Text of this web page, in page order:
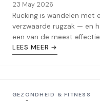
23 May 2026
Rucking is wandelen met
verzwaarde rugzak — en
een van de meest
fitnesstrends van nu.
bij vrouwen.
LEES MEER →
GEZONDHEID & FITNESS